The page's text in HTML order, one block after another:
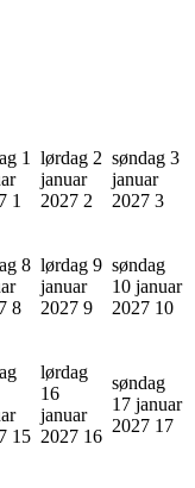
1
1
lørdag 2
januar
2027 2
søndag 3
januar
2027 3
8
8
lørdag 9
januar
2027 9
søndag
10 januar
2027 10
15
lørdag
16
januar
2027 16
søndag
17 januar
2027 17